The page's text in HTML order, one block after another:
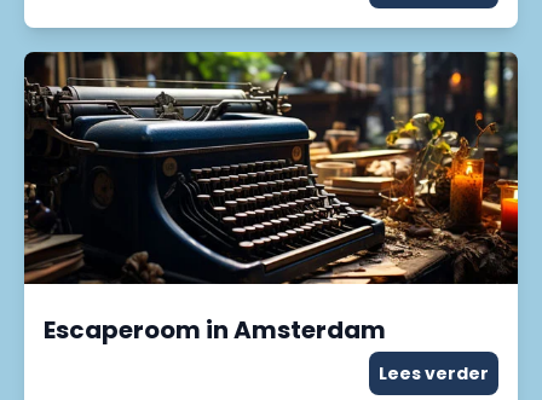
Escaperoom in Amsterdam
Lees verder